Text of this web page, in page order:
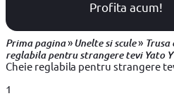
Profita acum!
Prima pagina»Unelte si scule» Trusa
reglabila pentru strangere tevi Yato
Cheie reglabila pentru strangere
1